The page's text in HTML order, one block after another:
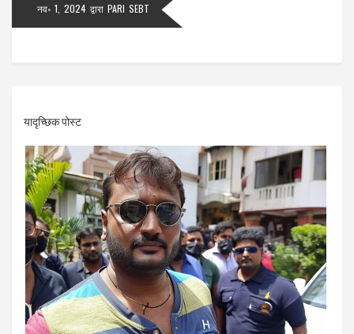
नव॰ 1, 2024 द्वारा PARI SEBT
यादृच्छिक पोस्ट